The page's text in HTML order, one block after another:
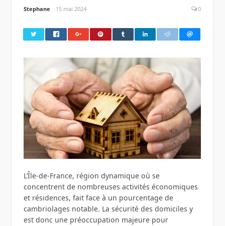
Stephane 15 mai 2024 0
L’Île-de-France, région dynamique où se
concentrent de nombreuses activités économiques
et résidences, fait face à un pourcentage de
cambriolages notable. La sécurité des domiciles y
est donc une préoccupation majeure pour